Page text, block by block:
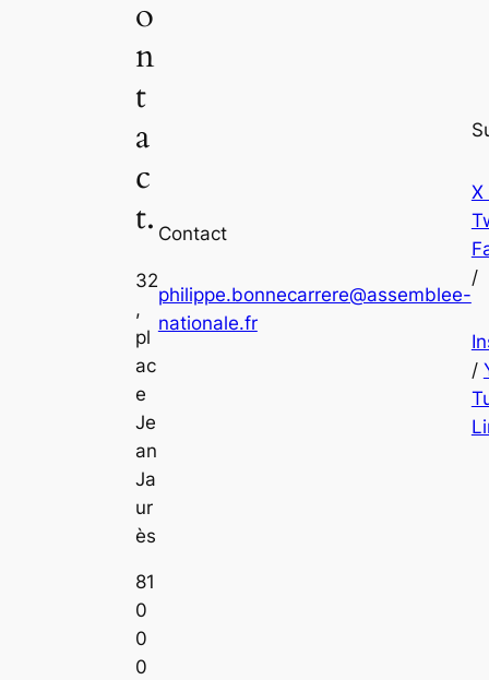
o
n
t
a
c
t.
32
,
pl
ac
e
Je
an
Ja
ur
ès
81
0
0
0
Contact
philippe.bonnecarrere@assemblee-
nationale.fr
X
/
/